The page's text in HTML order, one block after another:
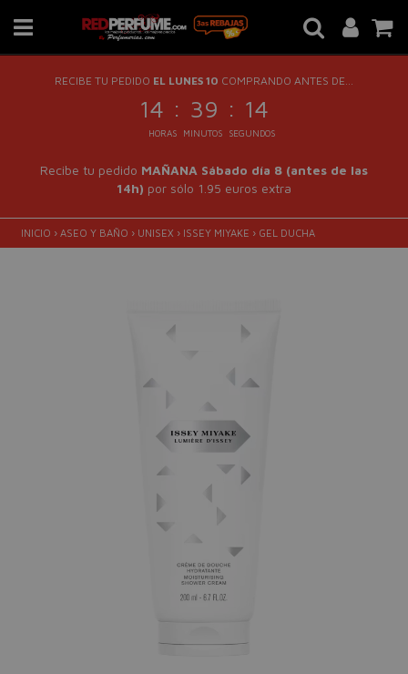
RECIBE TU PEDIDO EL LUNES 10 COMPRANDO ANTES DE...
14 : 39 : 13
HORAS MINUTOS SEGUNDOS
Recibe tu pedido MAÑANA Sábado día 8 (antes de las
14h) por sólo 1.95 euros extra
INICIO › ASEO Y BAÑO › UNISEX › ISSEY MIYAKE › GEL DUCHA